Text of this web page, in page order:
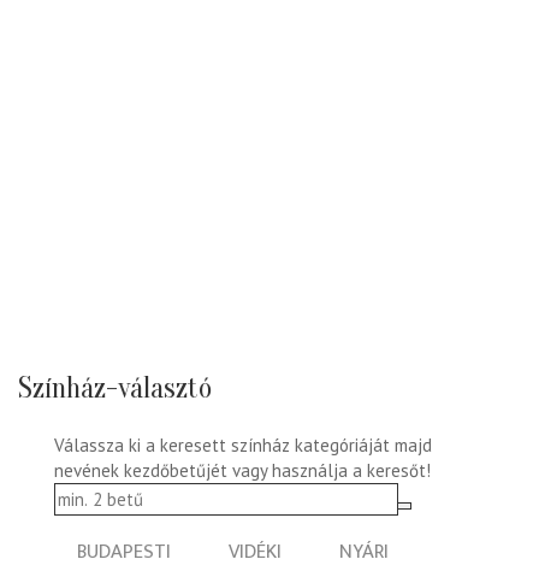
Színház-választó
Válassza ki a keresett színház kategóriáját majd
nevének kezdőbetűjét vagy használja a keresőt!
BUDAPESTI VIDÉKI
NYÁRI